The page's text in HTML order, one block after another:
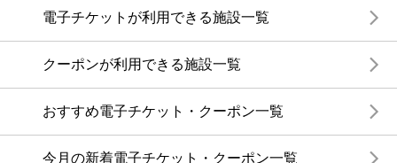
電子チケットが利用できる施設一覧
クーポンが利用できる施設一覧
おすすめ電子チケット・クーポン一覧
今月の新着電子チケット・クーポン一覧